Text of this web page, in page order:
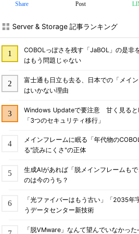
Share Post
Server & Storage 記事ランキング
COBOLっぽさを残す「JaBOL」の是
はもう問題じゃない
富士通も日立も去る、日本での「メイ
はいかない理由
Windows Updateで要注意 甘く見ると
「3つのセキュリティ移行」
メインフレームに眠る「年代物の
る"読みにくさ"の正体
生成AIがあれば「脱メインフレームも
のは今のうち？
「光ファイバーはもう古い」「2035
うデータセンター新技術
「脱VMware」なんて望んでいなかっ